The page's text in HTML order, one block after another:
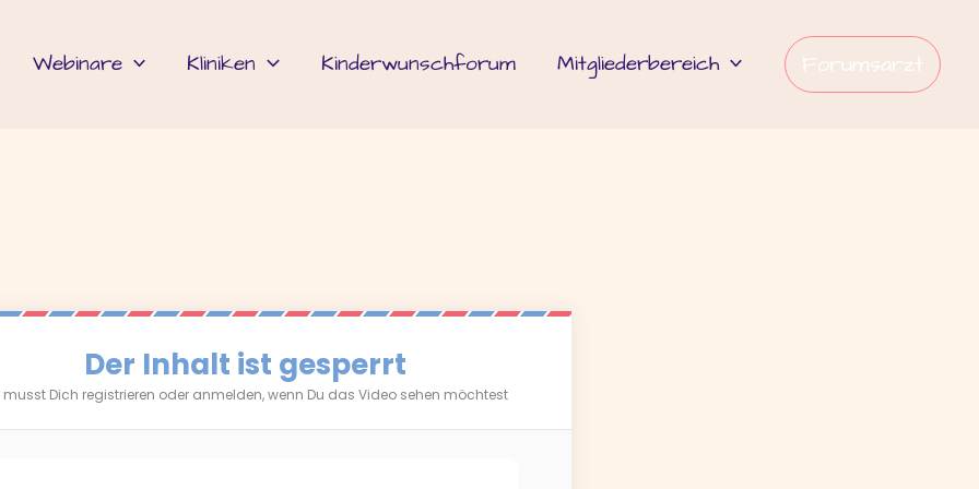
Webinare Kliniken Kinderwunschforum Mitgliederbereich Forumsarzt
Der Inhalt ist gesperrt
musst Dich registrieren oder anmelden, wenn Du das Video sehen möchtest